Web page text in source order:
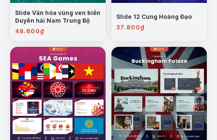
Slide Văn hóa vùng ven biển
Duyên hải Nam Trung Bộ
48.600₫
Slide 12 Cung Hoàng Đạo
37.800₫